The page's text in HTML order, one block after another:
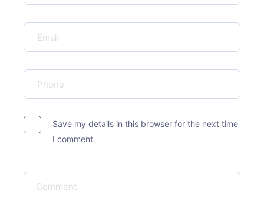
Save my details in this browser for the next time
I comment.